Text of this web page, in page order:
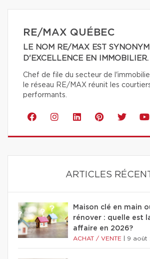
RE/MAX QUÉBEC
LE NOM RE/MAX EST
D'EXCELLENCE EN IMMOBILIER.
Chef de file du secteur de
le réseau RE/MAX réunit les
performants.
ARTICLES
Maison clé en main
rénover : quelle est
affaire en 2026?
ACHAT / VENTE 9 août